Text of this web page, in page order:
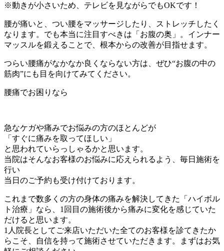
※動きが小さいため、テレビを見ながらでもOKです！
腰が痛いと、つい腰をマッサージしたり、ストレッチしたく
なります。でも本当に注目すべきは「お腹の奥」。インナー
マッスルを鍛えることで、根本からの改善が目指せます。
つらい腰痛がなかなか良くならない方は、ぜひ“お腹の中の
筋肉”にも目を向けてみてください。
腰痛でお困りなら
急なケガや痛みでお悩みの方のほとんどが
「すぐに痛みを取ってほしい」
と思われていらっしゃるかと思います。
当院はそんなお客様のお悩みに応えられるよう、毎日施術を
行い
当日のご予約も受け付けております。
これまで数多くの方の身体の痛みを解決してきた「ハイボル
ト治療」なら、1回目の施術後から痛みに変化を感じていた
だけると思います。
1人院長としてご来店いただいた全てのお客様を診てきたか
らこそ、自信を持って施術させていただきます。まずはお気